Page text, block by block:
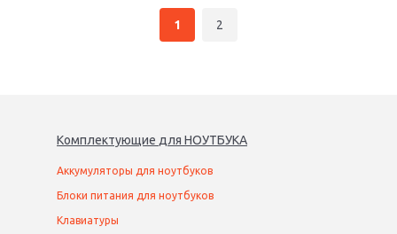
1 2
Комплектующие для НОУТБУКА
Аккумуляторы для ноутбуков
Блоки питания для ноутбуков
Клавиатуры